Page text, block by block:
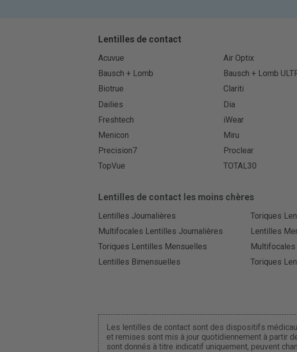
Lentilles de contact
Acuvue Air Optix
Bausch + Lomb
Bausch + Lomb
Biotrue
Clariti
Dailies
Dia
Freshtech
iWear
Menicon
Miru
Precision7
Proclear
TopVue
TOTAL30
Lentilles de contact les moins chères
Lentilles Journalières
Toriques
Multifocales Lentilles Journalières
Lentilles
Toriques Lentilles Mensuelles
Lentilles Bimensuelles
Toriques
Les lentilles de contact sont des dispositifs
et remises sont mis à jour quotidiennement à partir
sont donnés à titre indicatif uniquement, peuvent